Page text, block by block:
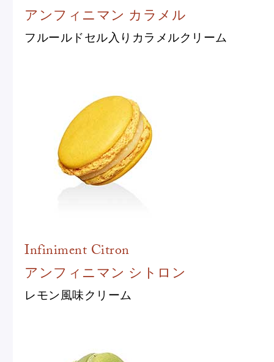
アンフィニマン カラメル
フルールドセル入りカラメルクリーム
Infiniment Citron
アンフィニマン シトロン
レモン風味クリーム